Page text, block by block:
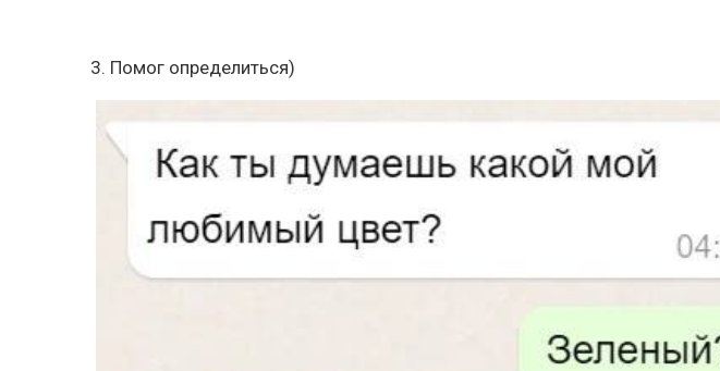
3. Помог определиться)